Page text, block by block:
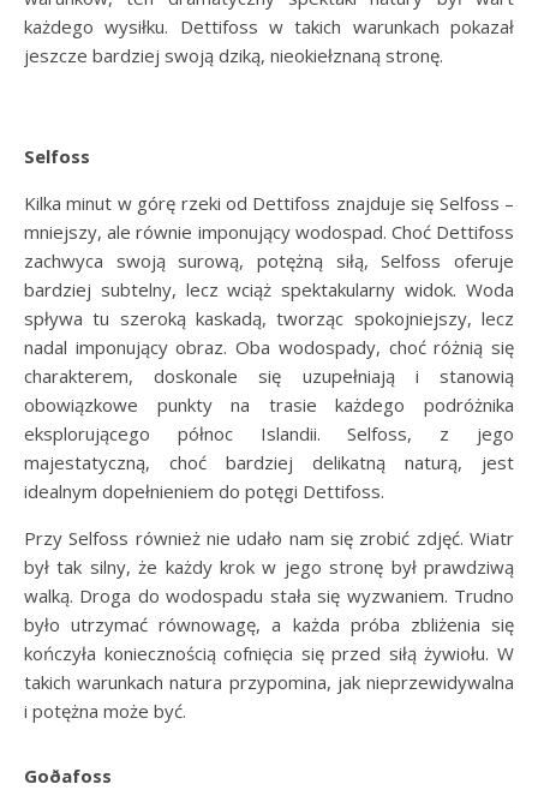
każdego wysiłku. Dettifoss w takich warunkach pokazał
jeszcze bardziej swoją dziką, nieokiełznaną stronę.
Selfoss
Kilka minut w górę rzeki od Dettifoss znajduje się Selfoss –
mniejszy, ale równie imponujący wodospad. Choć Dettifoss
zachwyca swoją surową, potężną siłą, Selfoss oferuje
bardziej subtelny, lecz wciąż spektakularny widok. Woda
spływa tu szeroką kaskadą, tworząc spokojniejszy, lecz
nadal imponujący obraz. Oba wodospady, choć różnią się
charakterem, doskonale się uzupełniają i stanowią
obowiązkowe punkty na trasie każdego podróżnika
eksplorującego północ Islandii. Selfoss, z jego
majestatyczną, choć bardziej delikatną naturą, jest
idealnym dopełnieniem do potęgi Dettifoss.
Przy Selfoss również nie udało nam się zrobić zdjęć. Wiatr
był tak silny, że każdy krok w jego stronę był prawdziwą
walką. Droga do wodospadu stała się wyzwaniem. Trudno
było utrzymać równowagę, a każda próba zbliżenia się
kończyła koniecznością cofnięcia się przed siłą żywiołu. W
takich warunkach natura przypomina, jak nieprzewidywalna
i potężna może być.
Goðafoss